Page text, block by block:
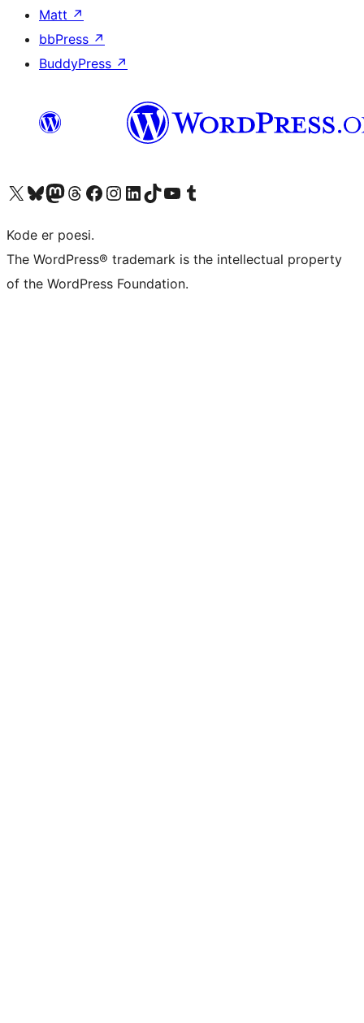
Matt ↗
bbPress ↗
BuddyPress ↗
Besøg vores X (tidligere Twitter) konto
Besøg vores Bluesky-konto
Besøg vores Mastodon konto
Besøg vores Threads-konto
Besøg vores Facebook sideBesøg vores Instagram konto
Besøg vores LinkedIn konto
Besøg vores TikTok-konto
Besøg vores YouTube-kanalBesøg vores Tumblr-konto
Kode er poesi.
The WordPress® trademark is the intellectual property
of the WordPress Foundation.